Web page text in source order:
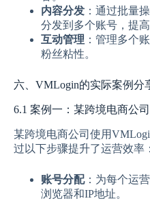
内容分发 ：通过批量
分发到多个账号，提高
互动管理 ：管理多个
粉丝粘性。
六、VMLogin的实际案例分
6.1 案例一：某跨境电商公
某跨境电商公司使用
过以下步骤提升了运营效率：
账号分配：为每个运
浏览器和IP地址。